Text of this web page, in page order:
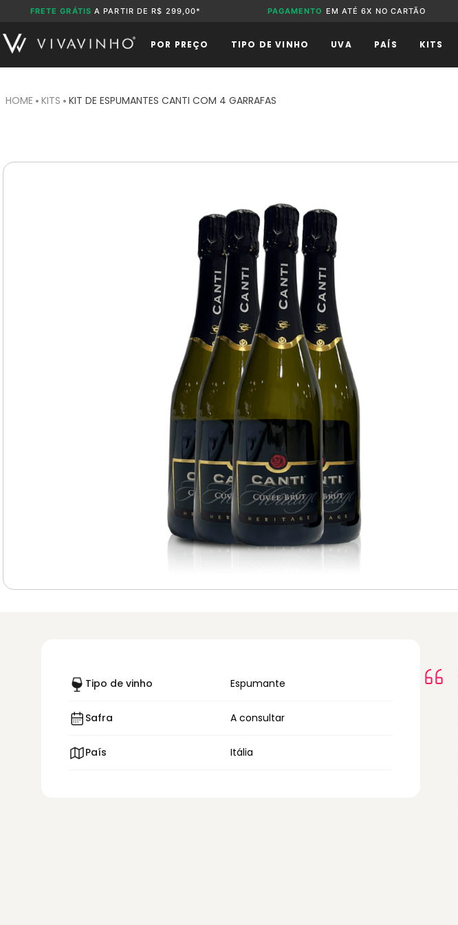
FRETE GRÁTIS A PARTIR DE R$ 299,00* PAGAMENTO EM ATÉ 6X NO CARTÃO
POR PREÇO TIPO DE VINHO UVA PAÍS KITS
KITS KIT DE ESPUMANTES CANTI COM 4 GARRAFAS
Tipo de vinho Espumante
Safra A consultar
País Itália